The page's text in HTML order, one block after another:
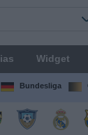
Widget
Bundesliga